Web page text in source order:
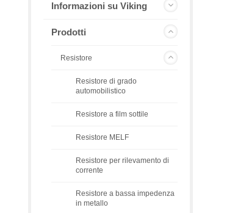
Informazioni su Viking
Prodotti
Resistore
Resistore di grado
automobilistico
Resistore a film sottile
Resistore MELF
Resistore per rilevamento di
corrente
Resistore a bassa impedenza
in metallo